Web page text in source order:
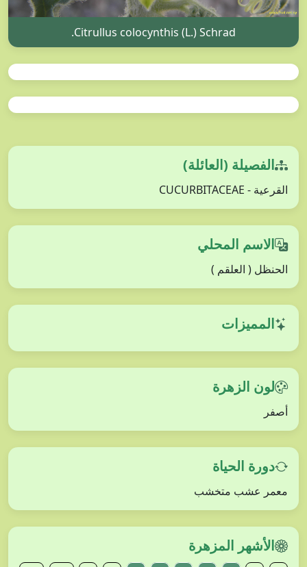
الفصيلة (العائلة)
القرعية - CUCURBITACEAE
الاسم المحلي
الحنظل ( العلقم )
المميزات
لون الزهرة
أصفر
دورة الحياة
معمر عشب متخشب
الأشهر المزهرة
Citrullus colocynthis (L.) Schrad.